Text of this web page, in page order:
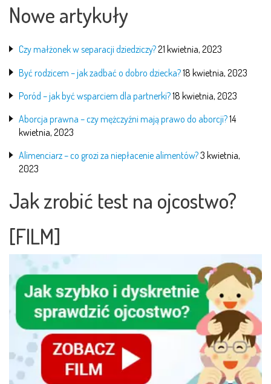
Nowe artykuły
Czy małżonek w separacji dziedziczy?21 kwietnia, 2023
Być rodzicem – jak zadbać o dobro dziecka?18 kwietnia, 2023
Poród – jak być wsparciem dla partnerki?18 kwietnia, 2023
Aborcja prawna – czy mężczyźni mają prawo do aborcji?14
kwietnia, 2023
Alimenciarz – co grozi za niepłacenie alimentów?3 kwietnia,
2023
Jak zrobić test na ojcostwo?
[FILM]